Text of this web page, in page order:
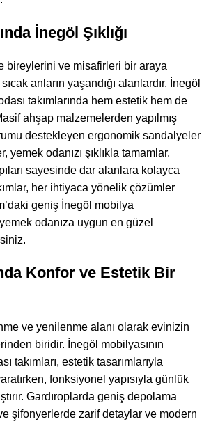
İnegöl Şıklığı
bireylerini ve misafirleri bir araya
anların yaşandığı alanlardır. İnegöl
takımlarında hem estetik hem de
ahşap malzemelerden yapılmış
destekleyen ergonomik sandalyeler
yemek odanızı şıklıkla tamamlar.
sayesinde dar alanlara kolayca
her ihtiyaca yönelik çözümler
geniş İnegöl mobilya
odanıza uygun en güzel
Konfor ve Estetik Bir
ve yenilenme alanı olarak evinizin
biridir. İnegöl mobilyasının
takımları, estetik tasarımlarıyla
fonksiyonel yapısıyla günlük
Gardıroplarda geniş depolama
şifonyerlerde zarif detaylar ve modern